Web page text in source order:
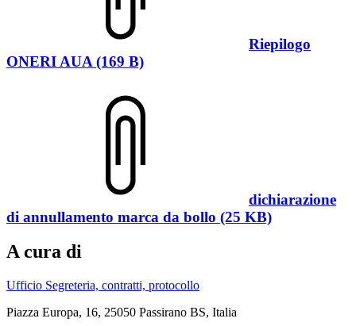
Riepilogo
ONERI AUA (169 B)
dichiarazione
di annullamento marca da bollo (25 KB)
A cura di
Ufficio Segreteria, contratti, protocollo
Piazza Europa, 16, 25050 Passirano BS, Italia